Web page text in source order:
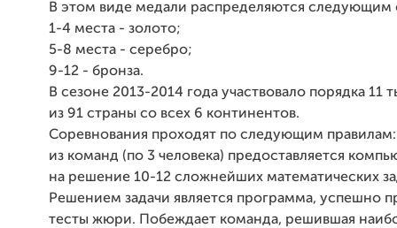
В этом виде медали распределяются следующим
1-4 места - золото;
5-8 места - серебро;
9-12 - бронза.
В сезоне 2013-2014 года участвовало порядка 11
из 91 страны со всех 6 континентов.
Соревнования проходят по следующим
из команд (по 3 человека) предоставляется
на решение 10-12 сложнейших математических
Решением задачи является программа, успешно
тесты жюри. Побеждает команда, решившая